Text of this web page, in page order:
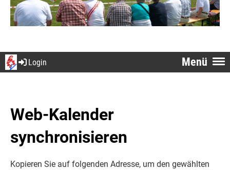
Menü
Login
Web-Kalender
synchronisieren
Kopieren Sie auf folgenden Adresse, um den gewählten